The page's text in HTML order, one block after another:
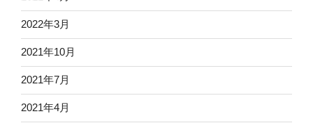
2022年3月
2021年10月
2021年7月
2021年4月